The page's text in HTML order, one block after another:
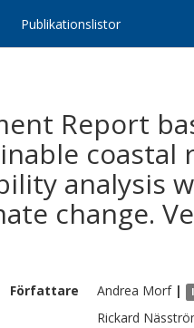
Publikationslistor
Report
coastal
analysis
change.
Författare Andrea Morf |
Rickard